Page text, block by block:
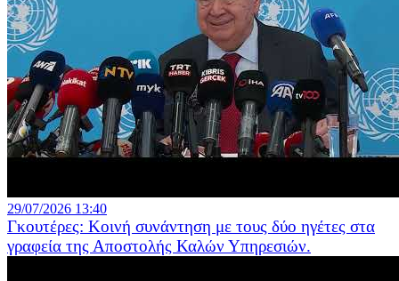
29/07/2026 13:40
Γκουτέρες: Κοινή συνάντηση με τους δύο ηγέτες στα
γραφεία της Αποστολής Καλών Υπηρεσιών.